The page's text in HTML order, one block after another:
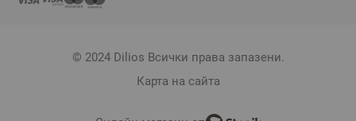
© 2024 Dilios Всички права запазени.
Карта на сайта